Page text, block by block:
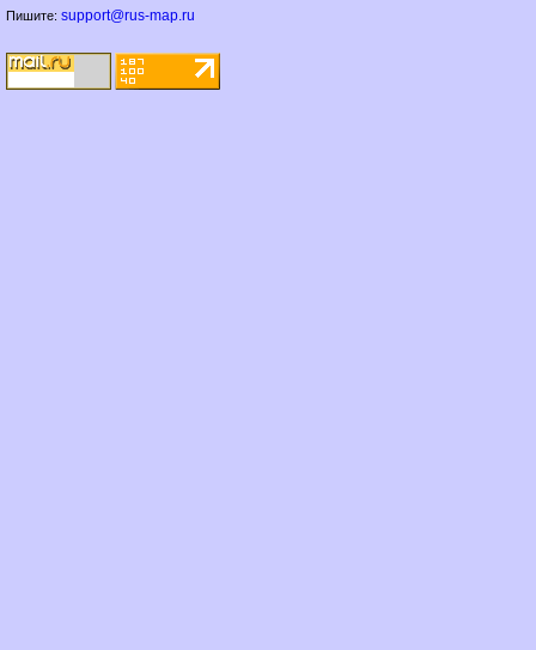
Пишите: support@rus-map.ru